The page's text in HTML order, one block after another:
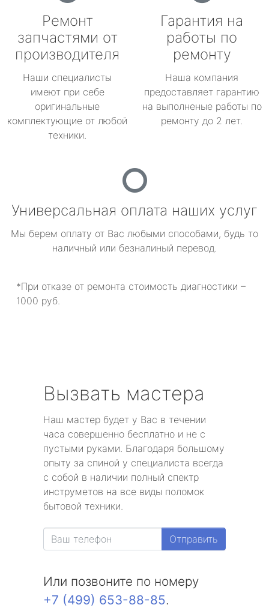
Ремонт
запчастями от
производителя
Наши специалисты
имеют при себе
оригинальные
комплектующие от любой
техники.
Гарантия на
работы по
ремонту
Наша компания
предоставляет гарантию
на выполненые работы по
ремонту до 2 лет.
Универсальная оплата наших услуг
Мы берем оплату от Вас любыми способами, будь то
наличный или безналиный перевод.
*При отказе от ремонта стоимость диагностики –
1000 руб.
Вызвать мастера
Наш мастер будет у Вас в течении
часа совершенно бесплатно и не с
пустыми руками. Благодаря большому
опыту за спиной у специалиста всегда
с собой в наличии полный спектр
инструметов на все виды поломок
бытовой техники.
Отправить
Или позвоните по номеру
+7 (499) 653-88-85.